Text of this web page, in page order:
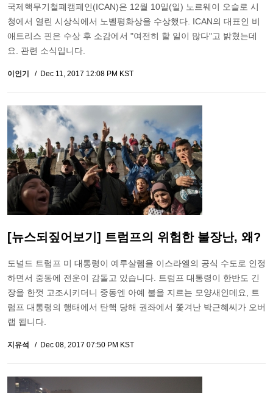
국제핵무기철폐캠페인(ICAN)은 12월 10일(일) 노르웨이 오슬로 시
청에서 열린 시상식에서 노벨평화상을 수상했다. ICAN의 대표인 비
애트리스 핀은 수상 후 소감에서 "여전히 할 일이 많다"고 밝혔는데
요. 관련 소식입니다.
이인기 Dec 11, 2017 12:08 PM KST
[뉴스되짚어보기] 트럼프의 위험한 불장난, 왜?
도널드 트럼프 미 대통령이 예루살렘을 이스라엘의 공식 수도로 인정
하면서 중동에 전운이 감돌고 있습니다. 트럼프 대통령이 한반도 긴
장을 한껏 고조시키더니 중동엔 아예 불을 지르는 모양새인데요, 트
럼프 대통령의 행태에서 탄핵 당해 권좌에서 쫓겨난 박근혜씨가 오버
랩 됩니다.
지유석 Dec 08, 2017 07:50 PM KST